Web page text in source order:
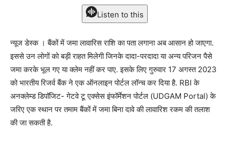
Listen to this
न्यूज डेस्क । बैंकों में जमा लावारिस राशि का पता लगाना अब आसान हो जाएगा.
इससे उन लोगों को बड़ी राहत मिलेगी जिनके दादा-परदादा या अन्य परिजन पैसे
जमा करके भूल गए या क्लेम नहीं कर पाए. इसके लिए गुरुवार 17 अगस्त 2023
को भारतीय रिजर्व बैंक ने एक ऑनलाइन पोर्टल लॉन्च कर दिया है. RBI के
अनक्लेम्ड डिपॉजिट- गेटवे टू एक्सेस इंफॉर्मेशन पोर्टल (UDGAM Portal) के
जरिए एक स्थान पर तमाम बैंकों में जमा बिना दावे की लावारिश रकम की तलाश
की जा सकती है.